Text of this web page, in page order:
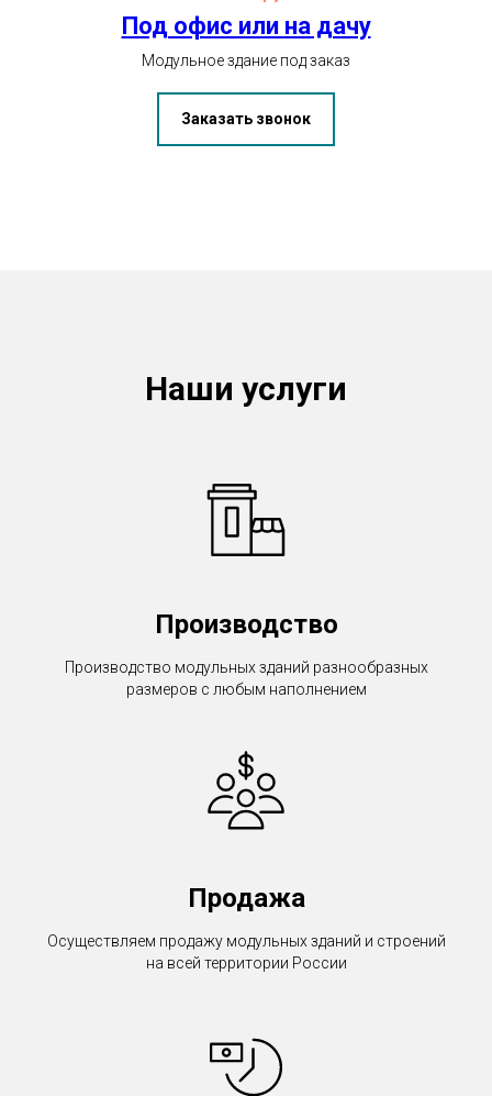
Под офис или на дачу
Модульное здание под заказ
Заказать звонок
Наши услуги
Производство
Производство модульных зданий разнообразных
размеров с любым наполнением
Продажа
Осуществляем продажу модульных зданий и строений
на всей территории России